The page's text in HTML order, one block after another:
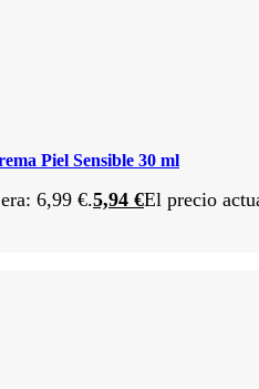
Piel Sensible 30 ml
6,99 €.5,94 €El precio